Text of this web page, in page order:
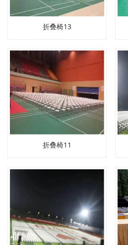
折叠椅13
折叠椅11